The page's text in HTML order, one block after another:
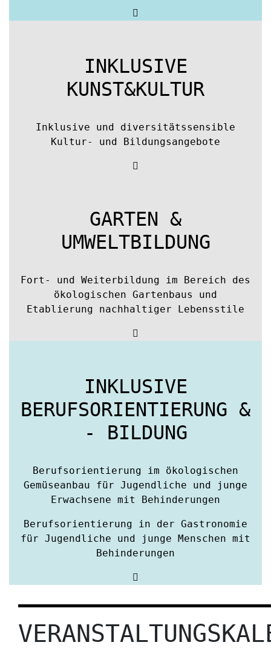
INKLUSIVE
KUNST&KULTUR
Inklusive und diversitätssensible
Kultur- und Bildungsangebote
GARTEN &
UMWELTBILDUNG
Fort- und Weiterbildung im Bereich des
ökologischen Gartenbaus und
Etablierung nachhaltiger Lebensstile
INKLUSIVE
BERUFSORIENTIERUNG &
- BILDUNG
Berufsorientierung im ökologischen
Gemüseanbau für Jugendliche und junge
Erwachsene mit Behinderungen
Berufsorientierung in der Gastronomie
für Jugendliche und junge Menschen mit
Behinderungen